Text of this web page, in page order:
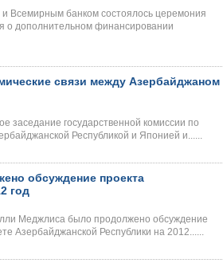
Всемирным банком состоялось церемония
о дополнительном финансировании
связи между Азербайджаном
заседание государственной комиссии по
Республикой и Японией и......
обсуждение проекта
год
Меджлиса было продолжено обсуждение
Азербайджанской Республики на 2012......